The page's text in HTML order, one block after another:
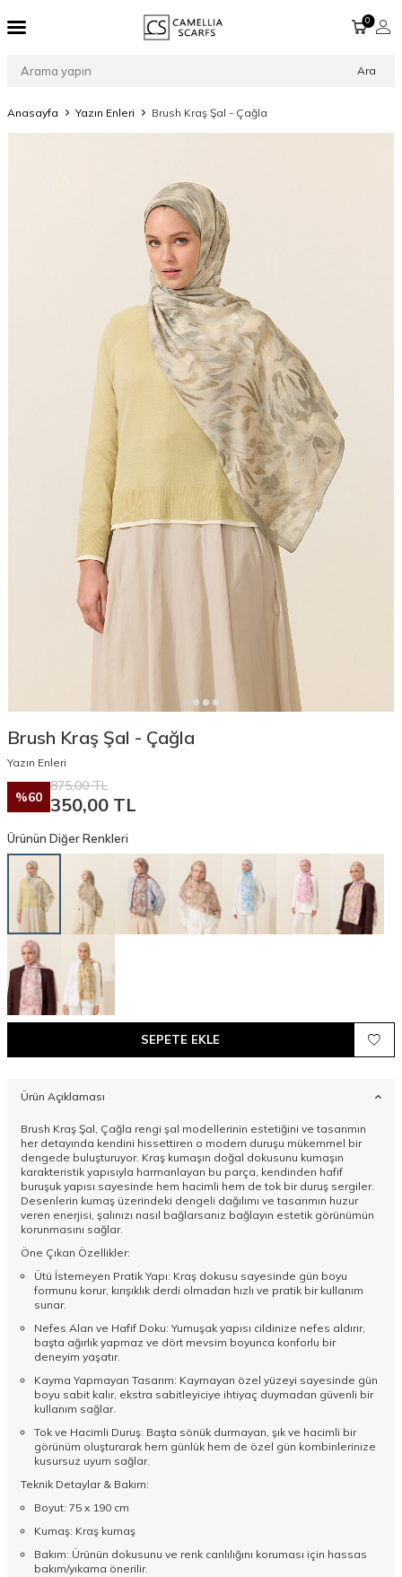
Ara
0
Anasayfa Yazın Enleri Brush Kraş Şal - Çağla
Brush Kraş Şal - Çağla
Yazın Enleri
%60
875,00TL
350,00 TL
Ürünün Diğer Renkleri
SEPETE EKLE
Ürün Açıklaması
Brush Kraş Şal, Çağla rengi şal modellerinin estetiğini ve tasarımın
her detayında kendini hissettiren o modern duruşu mükemmel bir
dengede buluşturuyor. Kraş kumaşın doğal dokusunu kumaşın
karakteristik yapısıyla harmanlayan bu parça, kendinden hafif
buruşuk yapısı sayesinde hem hacimli hem de tok bir duruş sergiler.
Desenlerin kumaş üzerindeki dengeli dağılımı ve tasarımın huzur
veren enerjisi, şalınızı nasıl bağlarsanız bağlayın estetik görünümün
korunmasını sağlar.
Öne Çıkan Özellikler:
Ütü İstemeyen Pratik Yapı: Kraş dokusu sayesinde gün boyu
formunu korur, kırışıklık derdi olmadan hızlı ve pratik bir kullanım
sunar.
Nefes Alan ve Hafif Doku: Yumuşak yapısı cildinize nefes aldırır,
başta ağırlık yapmaz ve dört mevsim boyunca konforlu bir
deneyim yaşatır.
Kayma Yapmayan Tasarım: Kaymayan özel yüzeyi sayesinde gün
boyu sabit kalır, ekstra sabitleyiciye ihtiyaç duymadan güvenli bir
kullanım sağlar.
Tok ve Hacimli Duruş: Başta sönük durmayan, şık ve hacimli bir
görünüm oluşturarak hem günlük hem de özel gün kombinlerinize
kusursuz uyum sağlar.
Teknik Detaylar & Bakım:
Boyut: 75 x 190 cm
Kumaş: Kraş kumaş
Bakım: Ürünün dokusunu ve renk canlılığını koruması için hassas
bakım/yıkama önerilir.